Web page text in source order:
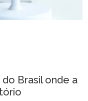
Brasil onde a